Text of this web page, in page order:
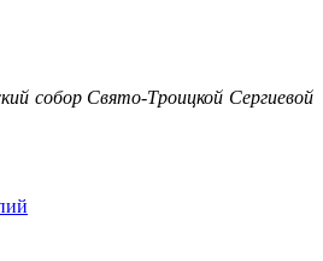
собор Свято-Троицкой Сергиевой